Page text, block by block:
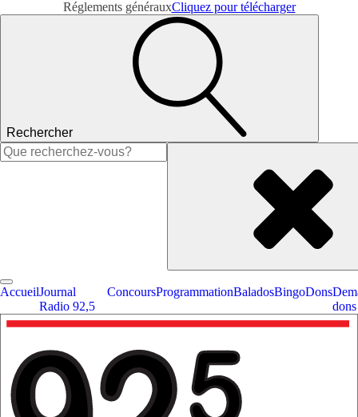
Réglements générauxCliquez pour télécharger
Rechercher
Rechercher :
AccueilJournal
Radio 92,5
ConcoursProgrammationBaladosBingoDons
dons